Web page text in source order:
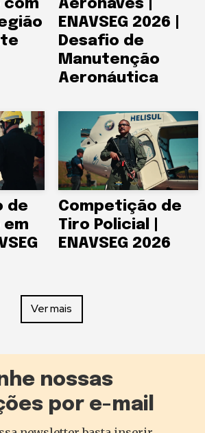
com
Aeronaves |
ENAVSEG 2026 |
Desafio de
Manutenção
Aeronáutica
de
em
Competição de
Tiro Policial |
ENAVSEG 2026
Ver mais
nossas
por e-mail